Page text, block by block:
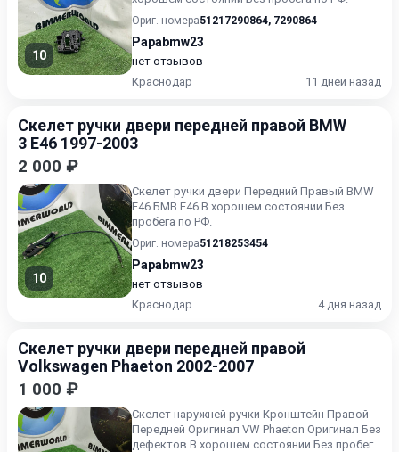
10
Ориг. номера51217290864, 7290864
Papabmw23
нет отзывов
Краснодар
11 дней назад
Скелет ручки двери передней правой BMW
3 E46 1997-2003
2 000 ₽
10
Скелет ручки двери Передний Правый BMW
E46 БМВ Е46 В хорошем состоянии Без
пробега по РФ.
Ориг. номера51218253454
Papabmw23
нет отзывов
Краснодар
4 дня назад
Скелет ручки двери передней правой
Volkswagen Phaeton 2002-2007
1 000 ₽
Скелет наружней ручки Кронштейн Правой
Передней Оригинал VW Phaeton Оригинал Без
дефектов В хорошем состоянии Без пробега